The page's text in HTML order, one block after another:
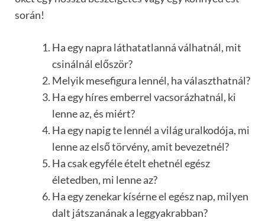
során!
Ha egy napra láthatatlanná válhatnál, mit
csinálnál először?
Melyik mesefigura lennél, ha választhatnál?
Ha egy híres emberrel vacsorázhatnál, ki
lenne az, és miért?
Ha egy napig te lennél a világ uralkodója, mi
lenne az első törvény, amit bevezetnél?
Ha csak egyféle ételt ehetnél egész
életedben, mi lenne az?
Ha egy zenekar kísérne el egész nap, milyen
dalt játszanának a leggyakrabban?